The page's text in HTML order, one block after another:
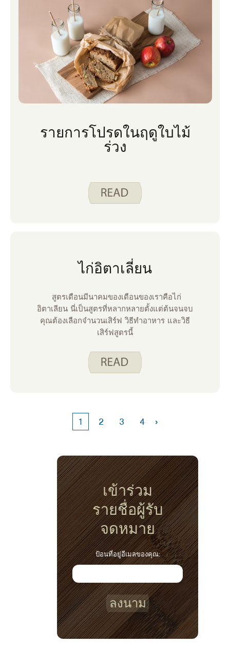
รายการโปรดในฤดูใบไม้
ร่วง
ไก่อิตาเลี่ยน
สูตรเดือนมีนาคมของเดือนของเราคือไก่
อิตาเลียน นี่เป็นสูตรที่หลากหลายตั้งแต่ต้นจนจบ
คุณต้องเลือกจํานวนเสิร์ฟ วิธีทําอาหาร และวิธี
เสิร์ฟสูตรนี้
1 2 3 4 ›
เข้าร่วม
รายชื่อผู้รับ
จดหมาย
ป้อนที่อยู่อีเมลของคุณ:
ลงนาม